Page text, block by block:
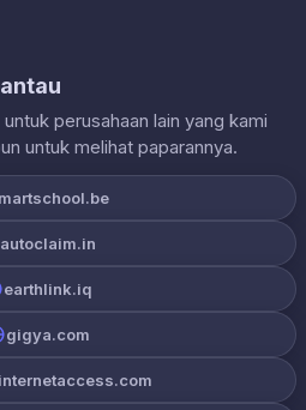
perusahaan lain yang kami
untuk melihat paparannya.
autoclaim.in
earthlink.iq
gigya.com